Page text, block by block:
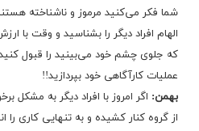
شما فکر می‌کنید مرموز و ناشناخته
الهام افراد دیگر را بشناسید و وقت با
که جلوی چشم خود می‌بینید را قبول
عملیات کارآگاهی خود بپردازید!!
بهمن: اگر امروز با افراد دیگر به مشکل
از گروه کنار کشیده و به تنهایی کاری